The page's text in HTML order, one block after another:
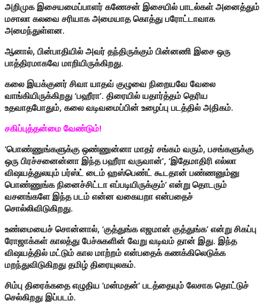
அறிமுக இசையமைப்பாளர் கணேசன் இசையில் பாடல்கள் அனைத்தும்
மசாலா கலவை சரியாக அமையாத கொத்து பரோட்டாவாக
அமைந்துள்ளன.
ஆனால், பின்பாதியில் அவர் தந்திருக்கும் பின்னணி இசை ஒரு
பாத்திரமாகவே மாறியிருக்கிறது.
கலை இயக்குனர் சிவா யாதவ் குழுவை நிறையவே வேலை
வாங்கியிருக்கிறது ‘பஹீரா’. திரையில் யதார்த்தம் தெரிய
உதவாதபோதும், கலை வடிவமைப்பின் உழைப்பு படத்தில் அதிகம்.
சகிப்புத்தன்மை வேண்டும்!
‘பொண்ணுங்களுக்கு ஒண்ணுன்னா மாதர் சங்கம் வரும், பசங்களுக்கு
ஒரு பிரச்சனைன்னா இந்த பஹீரா வருவான்’, ‘இதேமாதிரி எல்லா
விஷயத்துலயும் பர்ஸ்ட் டைம் ஹஸ்பெண்ட் கூடதான் பண்ணனும்னு
பொண்ணுங்க நினைச்சிட்டா எப்படியிருக்கும்’ என்று தொடரும்
வசனங்களே இந்த படம் என்ன வகையறா என்பதைச்
சொல்லிவிடுகிறது.
உண்மையைச் சொன்னால், ‘குத்துங்க எஜமான் குத்துங்க’ என்று சிகப்பு
ரோஜாக்கள் காலத்து பேச்சுகளின் வேறு வடிவம் தான் இது. இந்த
விஷயத்தில் மட்டும் கால மாற்றம் என்பதைக் கணக்கிலெடுக்க
மறந்துவிடுகிறது தமிழ் திரையுலகம்.
சிம்பு திரைக்கதை எழுதிய ‘மன்மதன்’ படத்தையும் லேசாக தொட்டுச்
செல்கிறது இப்படம்.